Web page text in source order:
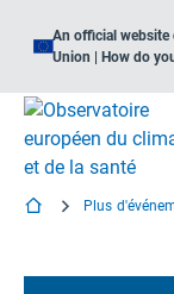
An official website
Union | How do
Plus